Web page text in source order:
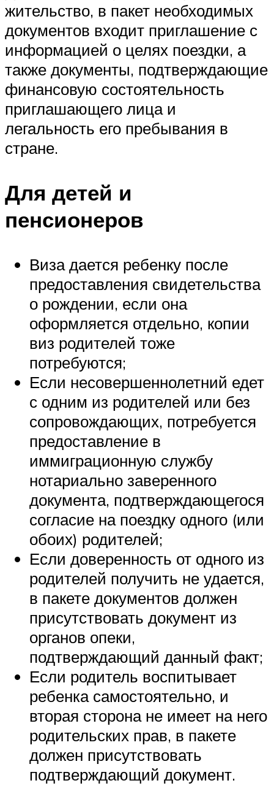
жительство, в пакет необходимых
документов входит приглашение с
информацией о целях поездки, а
также документы, подтверждающие
финансовую состоятельность
приглашающего лица и
легальность его пребывания в
стране.
Для детей и
пенсионеров
Виза дается ребенку после
предоставления свидетельства
о рождении, если она
оформляется отдельно, копии
виз родителей тоже
потребуются;
Если несовершеннолетний едет
с одним из родителей или без
сопровождающих, потребуется
предоставление в
иммиграционную службу
нотариально заверенного
документа, подтверждающегося
согласие на поездку одного (или
обоих) родителей;
Если доверенность от одного из
родителей получить не удается,
в пакете документов должен
присутствовать документ из
органов опеки,
подтверждающий данный факт;
Если родитель воспитывает
ребенка самостоятельно, и
вторая сторона не имеет на него
родительских прав, в пакете
должен присутствовать
подтверждающий документ.